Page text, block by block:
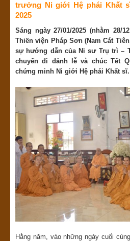
trưởng Ni giới Hệ phái Khất
2025
Sáng ngày 27/01/2025 (nhằm 28/
Thiền viện Pháp Sơn (Nam Cát
sự hướng dẫn của Ni sư Trụ trì –
chuyến đi đảnh lễ và chúc Tết
chứng minh Ni giới Hệ phái Khất sĩ.
Hằng năm, vào những ngày cuối